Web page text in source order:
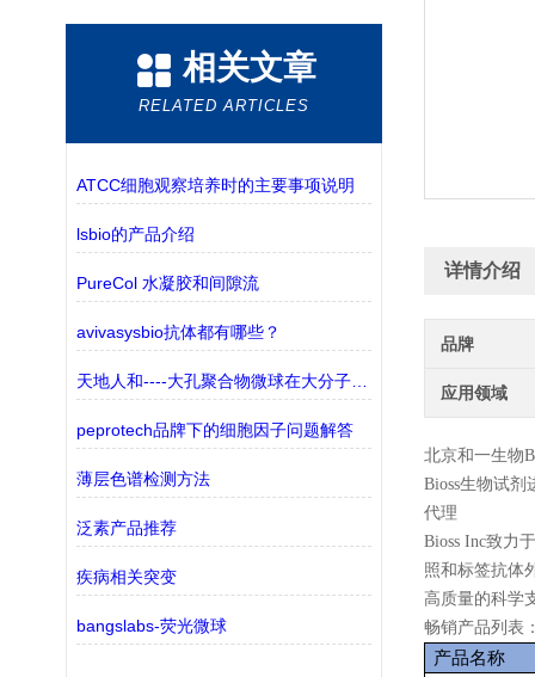
相关文章
RELATED ARTICLES
ATCC细胞观察培养时的主要事项说明
lsbio的产品介绍
PureCol 水凝胶和间隙流
avivasysbio抗体都有哪些？
天地人和----大孔聚合物微球在大分子纯化中的应用
peprotech品牌下的细胞因子问题解答
薄层色谱检测方法
泛素产品推荐
疾病相关突变
bangslabs-荧光微球
详情介绍
品牌
应用领域
北京和一生物
Bioss生物试剂
代理
Bioss Inc致力
照和标签抗体
高质量的科学
畅销产品列表
产品名称